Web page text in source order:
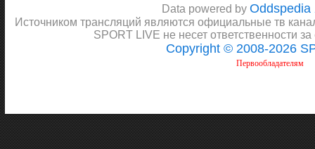
Data powered byOddspedia
Источником трансляций являются официальные тв
SPORT LIVE не несет ответственности
Copyright © 2008-2026
Первообладателям